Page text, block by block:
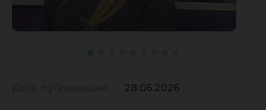
28.06.2026